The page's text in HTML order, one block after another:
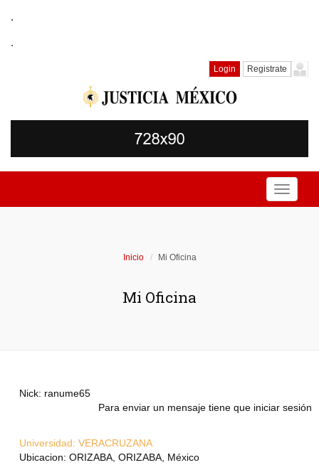
.
.
Login Registrate
Toggle
Inicio Mi Oficina
Mi Oficina
Nick: ranume65
Para enviar un mensaje tiene que iniciar sesión
Universidad: VERACRUZANA
Ubicacion: ORIZABA, ORIZABA, México